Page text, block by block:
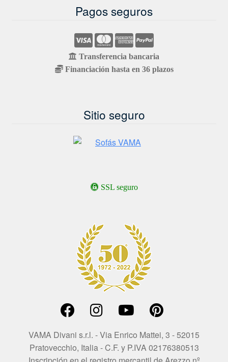
Pagos seguros
Transferencia bancaria
Financiación hasta en 36 plazos
Sitio seguro
SSL seguro
VAMA Divani s.r.l. - Via Enrico Mattei, 3 - 52015
Pratovecchio, Italia - C.F. y P.IVA 02176380513